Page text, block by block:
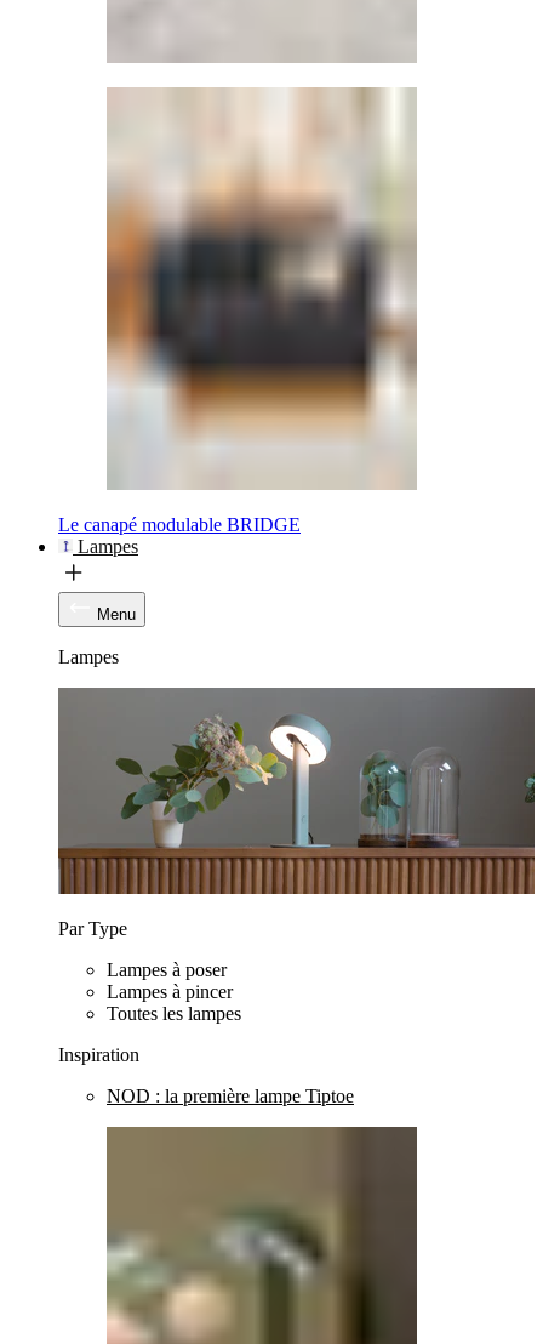
Le canapé modulable BRIDGE
Lampes
Menu
Lampes
Par Type
Lampes à poser
Lampes à pincer
Toutes les lampes
Inspiration
NOD : la première lampe Tiptoe